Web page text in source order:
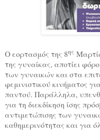
Ο εορτασμός της 8ης
της γυναίκας, αποτίει
των γυναικών και στα
φεμινιστικού κινήματος
παντού. Παράλληλα,
για τη διεκδίκηση ίσης
αντιμετώπισης των
καθημερινότητας και για